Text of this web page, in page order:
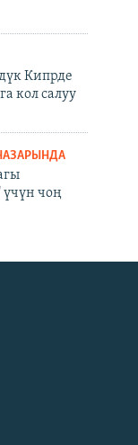
Кипрде
кол салуу
үчүн чоң